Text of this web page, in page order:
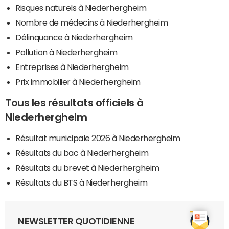
Risques naturels à Niederhergheim
Nombre de médecins à Niederhergheim
Délinquance à Niederhergheim
Pollution à Niederhergheim
Entreprises à Niederhergheim
Prix immobilier à Niederhergheim
Tous les résultats officiels à
Niederhergheim
Résultat municipale 2026 à Niederhergheim
Résultats du bac à Niederhergheim
Résultats du brevet à Niederhergheim
Résultats du BTS à Niederhergheim
NEWSLETTER QUOTIDIENNE